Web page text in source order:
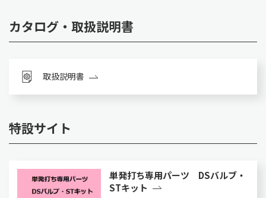
カタログ・取扱説明書
取扱説明書
特設サイト
単発打ち専用パーツ DSバルブ・
STキット